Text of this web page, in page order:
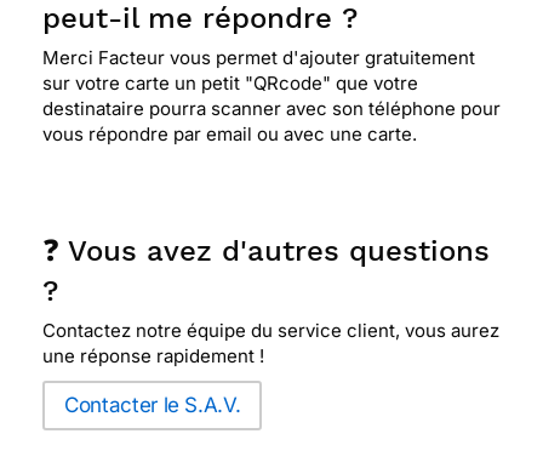
peut-il me répondre ?
Merci Facteur vous permet d'ajouter gratuitement
sur votre carte un petit "QRcode" que votre
destinataire pourra scanner avec son téléphone pour
vous répondre par email ou avec une carte.
❓ Vous avez d'autres questions
?
Contactez notre équipe du service client, vous aurez
une réponse rapidement !
Contacter le S.A.V.